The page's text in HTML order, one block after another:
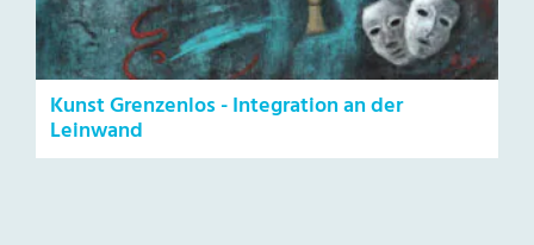
Kunst Grenzenlos - Integration an der
Leinwand